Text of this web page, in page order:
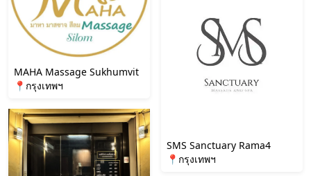
MAHA Massage Sukhumvit
📍กรุงเทพฯ
SMS Sanctuary Rama4
📍กรุงเทพฯ